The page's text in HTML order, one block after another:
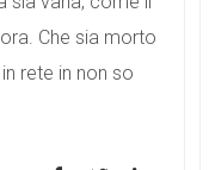
Che sia morto
rete in non so